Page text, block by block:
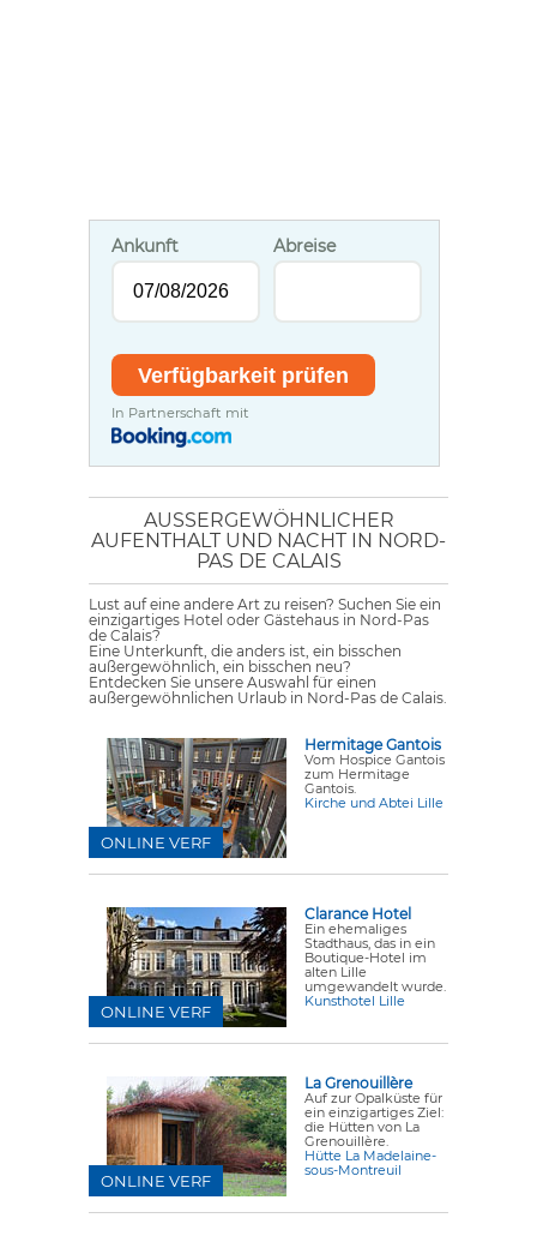
Ankunft Abreise
In Partnerschaft mit
AUSSERGEWÖHNLICHER A
UFENTHALT UND NACHT IN NORD-P
AS DE CALAIS
Lust auf eine andere Art zu reisen? Suchen Sie ein
einzigartiges Hotel oder Gästehaus in Nord-Pas
de Calais?
Eine Unterkunft, die anders ist, ein bisschen
außergewöhnlich, ein bisschen neu?
Entdecken Sie unsere Auswahl für einen
außergewöhnlichen Urlaub in Nord-Pas de Calais.
Hermitage Gantois
Vom Hospice Gantois
zum Hermitage
Gantois.
Kirche und Abtei Lille
ONLINE VERF
Clarance Hotel
Ein ehemaliges
Stadthaus, das in ein
Boutique-Hotel im
alten Lille
umgewandelt wurde.
Kunsthotel Lille
ONLINE VERF
La Grenouillère
Auf zur Opalküste für
ein einzigartiges Ziel:
die Hütten von La
Grenouillère.
Hütte La Madelaine-
sous-Montreuil
ONLINE VERF